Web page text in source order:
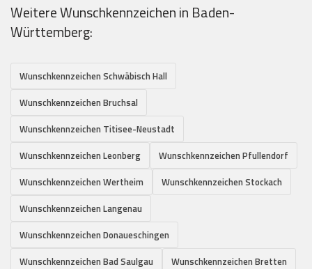
Weitere Wunschkennzeichen in Baden-
Württemberg:
Wunschkennzeichen Schwäbisch Hall
Wunschkennzeichen Bruchsal
Wunschkennzeichen Titisee-Neustadt
Wunschkennzeichen Leonberg
Wunschkennzeichen Pfullendorf
Wunschkennzeichen Wertheim
Wunschkennzeichen Stockach
Wunschkennzeichen Langenau
Wunschkennzeichen Donaueschingen
Wunschkennzeichen Bad Saulgau
Wunschkennzeichen Bretten